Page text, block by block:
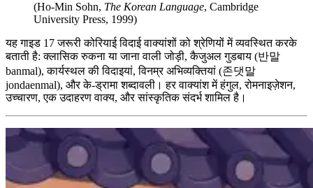
(Ho-Min Sohn, The Korean Language, Cambridge
University Press, 1999)
यह गाइड 17 जरूरी कोरियाई विदाई वाक्यांशों को श्रेणियों में व्यवस्थित करके
बताती है: क्लासिक रुकना या जाना वाली जोड़ी, कैजुअल गुडबाय (반말
banmal), कार्यस्थल की विदाइयां, विनम्र अभिव्यक्तियां (존댓말
jondaenmal), और के-ड्रामा शब्दावली। हर वाक्यांश में हंगुल, रोमनाइज़ेशन,
उच्चारण, एक उदाहरण वाक्य, और सांस्कृतिक संदर्भ शामिल है।